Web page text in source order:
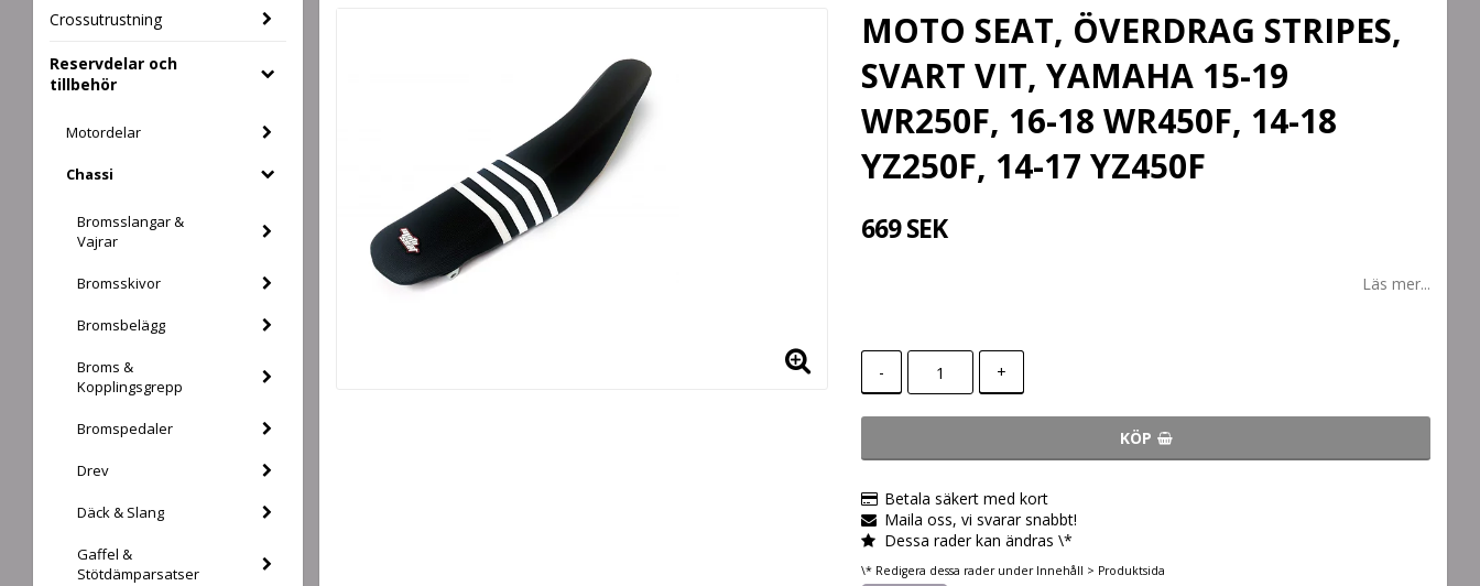
Crossutrustning
Reservdelar och
tillbehör
Motordelar
Chassi
Bromsslangar &
Vajrar
Bromsskivor
Bromsbelägg
Broms &
Kopplingsgrepp
Bromspedaler
Drev
Däck & Slang
Gaffel &
Stötdämparsatser
MOTO SEAT, ÖVERDRAG STRIPES,
SVART VIT, YAMAHA 15-19
WR250F, 16-18 WR450F, 14-18
YZ250F, 14-17 YZ450F
669 SEK
Läs mer...
- +
KÖP
Betala säkert med kort
Maila oss, vi svarar snabbt!
Dessa rader kan ändras \*
\* Redigera dessa rader under Innehåll > Produktsida